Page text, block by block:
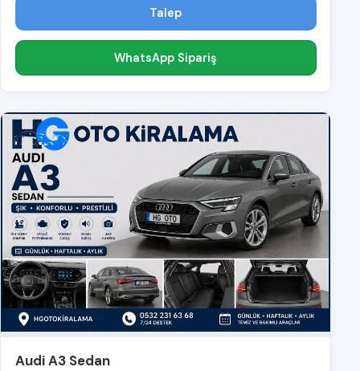
Talep
WhatsApp Sipariş
Audi A3 Sedan